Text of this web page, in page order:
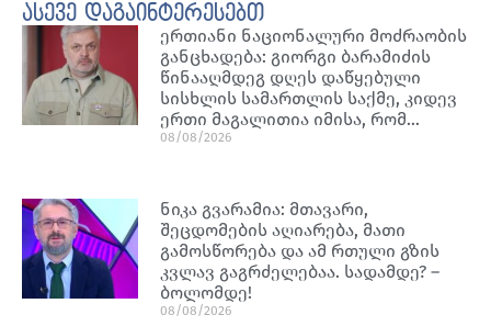
ასევე დაგაინტერესებთ
ერთიანი ნაციონალური მოძრაობის
განცხადება: გიორგი ბარამიძის
წინააღმდეგ დღეს დაწყებული
სისხლის სამართლის საქმე, კიდევ
ერთი მაგალითია იმისა, რომ…
08/08/2026
ნიკა გვარამია: მთავარი,
შეცდომების აღიარება, მათი
გამოსწორება და ამ რთული გზის
კვლავ გაგრძელებაა. სადამდე? –
ბოლომდე!
08/08/2026